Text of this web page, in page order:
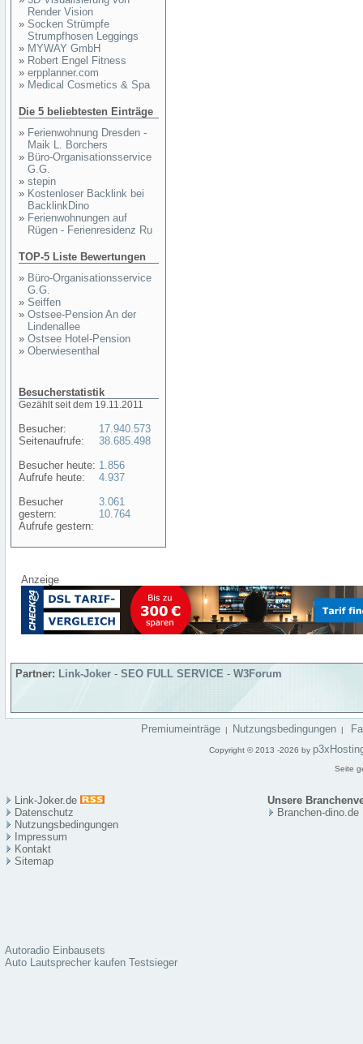
Render Vision
» Socken Strümpfe
Strumpfhosen Leggings
» MYWAY GmbH
» Robert Engel Fitness
» erpplanner.com
» Medical Cosmetics & Spa
Die 5 beliebtesten Einträge
» Ferienwohnung Dresden -
Maik L. Borchers
» Büro-Organisationsservice
G.G.
» stepin
» Kostenloser Backlink bei
BacklinkDino
» Ferienwohnungen auf
Rügen - Ferienresidenz Ru
TOP-5 Liste Bewertungen
» Büro-Organisationsservice
G.G.
» Seiffen
» Ostsee-Pension An der
Lindenallee
» Ostsee Hotel-Pension
» Oberwiesenthal
Besucherstatistik
Gezählt seit dem 19.11.2011
Besucher:
Seitenaufrufe:
Besucher heute:
Aufrufe heute:
Besucher
gestern:
Aufrufe gestern:
17.940.573
38.685.498
1.856
4.937
3.061
10.764
Anzeige
Partner: Link-Joker - SEO FULL SERVICE - W3Forum
Premiumeinträge | Nutzungsbedingungen |
Copyright © 2013 -2026 by
Seite
Link-Joker.de
Unsere
Datenschutz
Nutzungsbedingungen
Impressum
Kontakt
Sitemap
Branchen-dino.de
Autoradio Einbausets
Auto Lautsprecher kaufen Testsieger